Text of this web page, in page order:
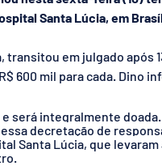
Santa Lúcia, em
transitou em julgado após
600 mil para cada. Dino
será integralmente doada.
decretação de
Santa Lúcia, que levaram